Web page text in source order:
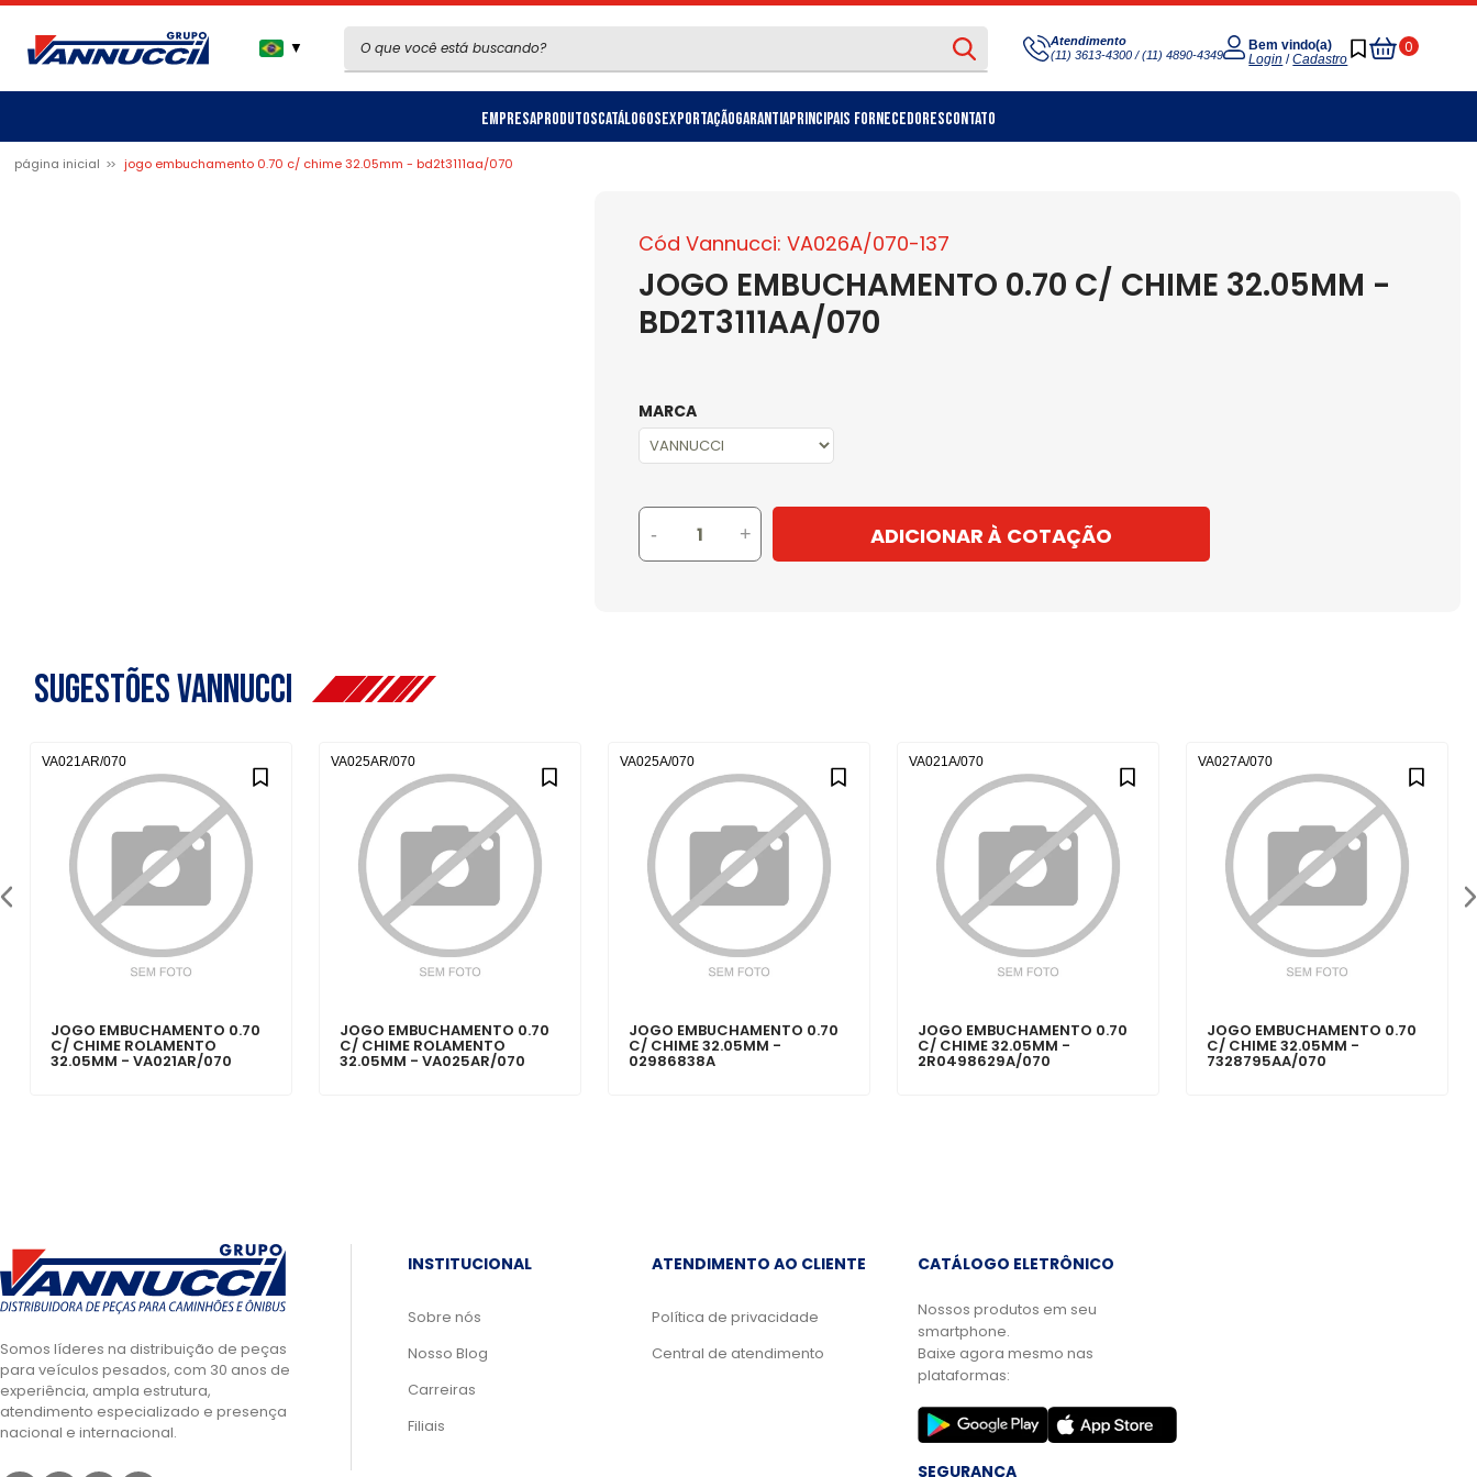
▼
Atendimento
(11) 3613-4300 / (11) 4890-4349
Bem vindo(a)
Login /Cadastro
0
Meu
Carrinho
EmpresaProdutosCatálogosExportaçãoGarantiaPrincipais FornecedoresContato
página inicial jogo embuchamento 0.70 c/ chime 32.05mm - bd2t3111aa/070
Cód Vannucci: VA026A/070-137
JOGO EMBUCHAMENTO 0.70 C/ CHIME 32.05MM -
BD2T3111AA/070
MARCA
- + ADICIONAR À COTAÇÃO
sugestões vannucci
JOGO EMBUCHAMENTO 0.70
C/ CHIME ROLAMENTO
32.05MM - VA021AR/070
VA021AR/070
JOGO EMBUCHAMENTO 0.70
C/ CHIME ROLAMENTO
32.05MM - VA025AR/070
VA025AR/070
JOGO EMBUCHAMENTO 0.70
C/ CHIME 32.05MM -
02986838A
VA025A/070
JOGO EMBUCHAMENTO 0.70
C/ CHIME 32.05MM -
2R0498629A/070
VA021A/070
JOGO EMBUCHAMENTO 0.70
C/ CHIME 32.05MM -
7328795AA/070
VA027A/070
Somos líderes na distribuição de peças
para veículos pesados, com 30 anos de
experiência, ampla estrutura,
atendimento especializado e presença
nacional e internacional.
INSTITUCIONAL
Sobre nós
Nosso Blog
Carreiras
Filiais
ATENDIMENTO AO CLIENTE
Política de privacidade
Central de atendimento
CATÁLOGO ELETRÔNICO
Nossos produtos em seu
smartphone.
Baixe agora mesmo nas
plataformas:
SEGURANÇA